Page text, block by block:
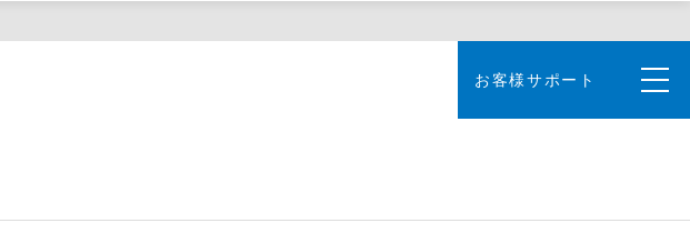
お客様サポート